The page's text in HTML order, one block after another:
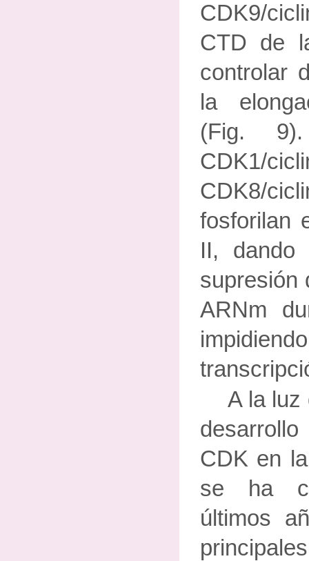
CDK9/
CTD de
controlar
la
(Fig.
CDK8/
fosforilan
II, dando
supresión
ARNm
A la luz
CDK en
se ha
últimos